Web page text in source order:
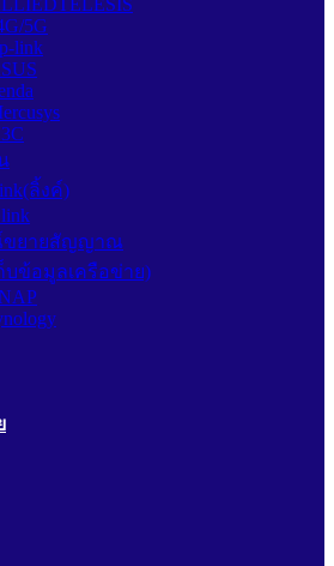
5G
link
ลิ้งค์)
ขยายสัญญาณ
บข้อมูลเครือข่าย)